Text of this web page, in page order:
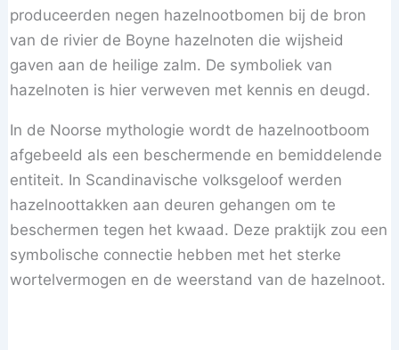
produceerden negen hazelnootbomen bij de bron
van de rivier de Boyne hazelnoten die wijsheid
gaven aan de heilige zalm. De symboliek van
hazelnoten is hier verweven met kennis en deugd.
In de Noorse mythologie wordt de hazelnootboom
afgebeeld als een beschermende en bemiddelende
entiteit. In Scandinavische volksgeloof werden
hazelnoottakken aan deuren gehangen om te
beschermen tegen het kwaad. Deze praktijk zou een
symbolische connectie hebben met het sterke
wortelvermogen en de weerstand van de hazelnoot.